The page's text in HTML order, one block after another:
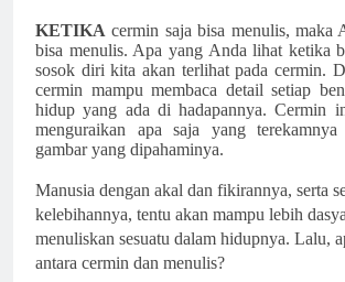
KETIKA cermin saja bisa menulis, maka
bisa menulis. Apa yang Anda lihat ketika
sosok diri kita akan terlihat pada cermin.
cermin mampu membaca detail setiap
hidup yang ada di hadapannya. Cermin
menguraikan apa saja yang terekamnya
gambar yang dipahaminya.
Manusia dengan akal dan fikirannya, serta
kelebihannya, tentu akan mampu lebih
menuliskan sesuatu dalam hidupnya. Lalu,
antara cermin dan menulis?